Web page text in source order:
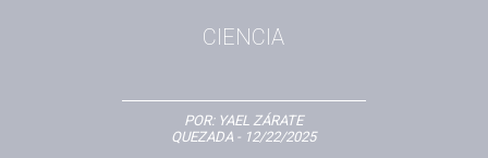
CIENCIA
POR: YAEL ZÁRATE
QUEZADA - 12/22/2025